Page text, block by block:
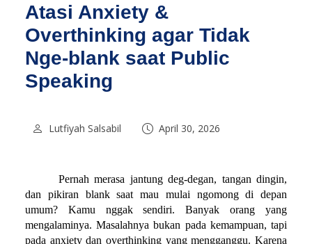
Atasi Anxiety &
Overthinking agar Tidak
Nge-blank saat Public
Speaking
Lutfiyah Salsabil April 30, 2026
Pernah merasa jantung deg-degan, tangan dingin,
dan pikiran blank saat mau mulai ngomong di depan
umum? Kamu nggak sendiri. Banyak orang yang
mengalaminya. Masalahnya bukan pada kemampuan, tapi
pada anxiety dan overthinking yang mengganggu. Karena